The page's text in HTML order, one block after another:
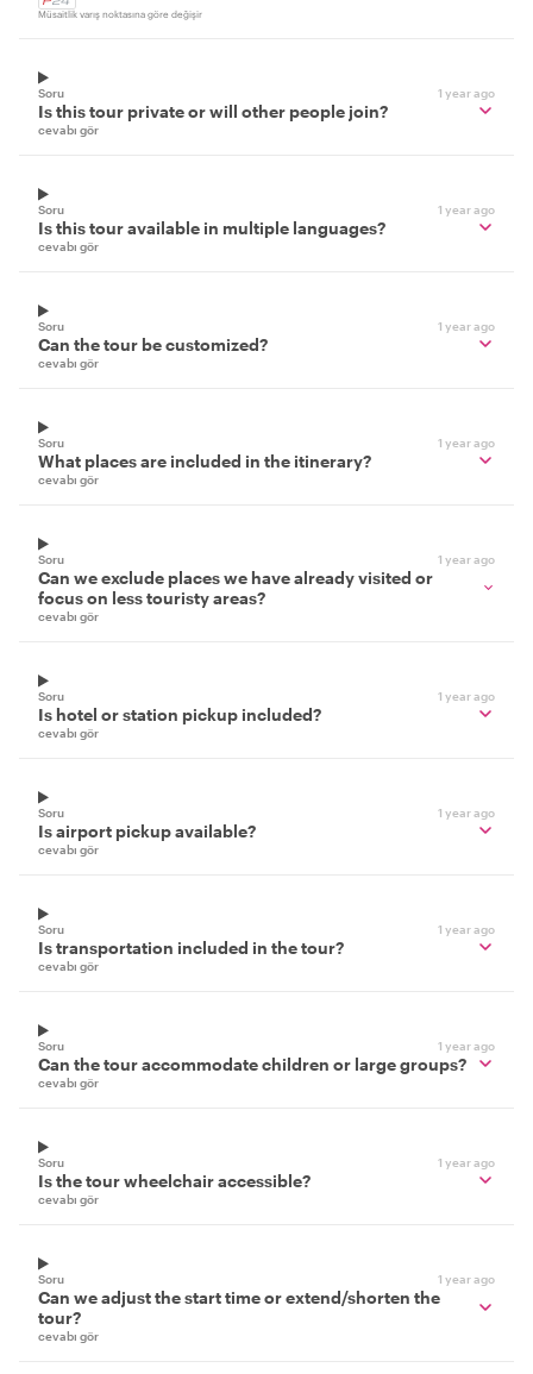
Müsaitlik varış noktasına göre değişir
Soru 1 year ago
Is this tour private or will other people join?
cevabı gör
Soru 1 year ago
Is this tour available in multiple languages?
cevabı gör
Soru 1 year ago
Can the tour be customized?
cevabı gör
Soru 1 year ago
What places are included in the itinerary?
cevabı gör
Soru 1 year ago
Can we exclude places we have already visited or
focus on less touristy areas?
cevabı gör
Soru 1 year ago
Is hotel or station pickup included?
cevabı gör
Soru 1 year ago
Is airport pickup available?
cevabı gör
Soru 1 year ago
Is transportation included in the tour?
cevabı gör
Soru 1 year ago
Can the tour accommodate children or large groups?
cevabı gör
Soru 1 year ago
Is the tour wheelchair accessible?
cevabı gör
Soru 1 year ago
Can we adjust the start time or extend/shorten the
tour?
cevabı gör